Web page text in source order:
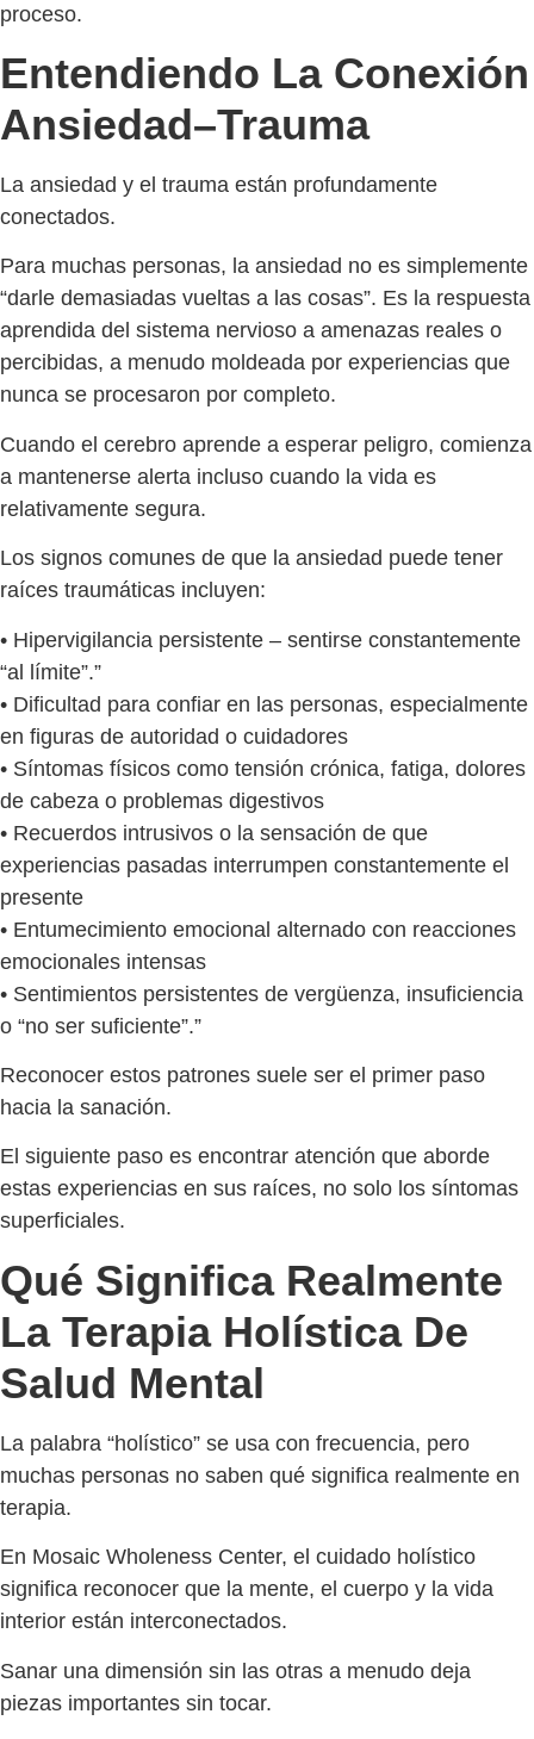
proceso.
Entendiendo La Conexión
Ansiedad–Trauma
La ansiedad y el trauma están profundamente
conectados.
Para muchas personas, la ansiedad no es simplemente
“darle demasiadas vueltas a las cosas”. Es la respuesta
aprendida del sistema nervioso a amenazas reales o
percibidas, a menudo moldeada por experiencias que
nunca se procesaron por completo.
Cuando el cerebro aprende a esperar peligro, comienza
a mantenerse alerta incluso cuando la vida es
relativamente segura.
Los signos comunes de que la ansiedad puede tener
raíces traumáticas incluyen:
• Hipervigilancia persistente – sentirse constantemente
“al límite”.”
• Dificultad para confiar en las personas, especialmente
en figuras de autoridad o cuidadores
• Síntomas físicos como tensión crónica, fatiga, dolores
de cabeza o problemas digestivos
• Recuerdos intrusivos o la sensación de que
experiencias pasadas interrumpen constantemente el
presente
• Entumecimiento emocional alternado con reacciones
emocionales intensas
• Sentimientos persistentes de vergüenza, insuficiencia
o “no ser suficiente”.”
Reconocer estos patrones suele ser el primer paso
hacia la sanación.
El siguiente paso es encontrar atención que aborde
estas experiencias en sus raíces, no solo los síntomas
superficiales.
Qué Significa Realmente
La Terapia Holística De
Salud Mental
La palabra “holístico” se usa con frecuencia, pero
muchas personas no saben qué significa realmente en
terapia.
En Mosaic Wholeness Center, el cuidado holístico
significa reconocer que la mente, el cuerpo y la vida
interior están interconectados.
Sanar una dimensión sin las otras a menudo deja
piezas importantes sin tocar.